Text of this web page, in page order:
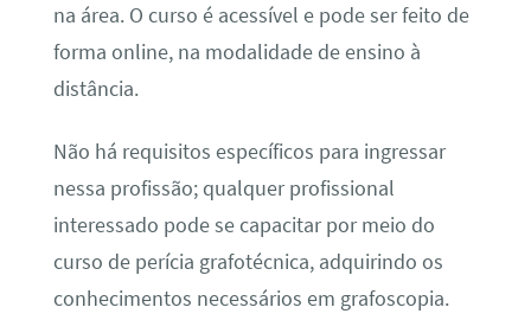
na área. O curso é acessível e pode ser feito de
forma online, na modalidade de ensino à
distância.
Não há requisitos específicos para ingressar
nessa profissão; qualquer profissional
interessado pode se capacitar por meio do
curso de perícia grafotécnica, adquirindo os
conhecimentos necessários em grafoscopia.